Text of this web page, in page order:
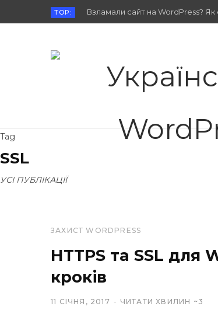
TOP: Взламали сайт на WordPress? Як
Tag
SSL
УСІ ПУБЛІКАЦІЇ
ЗАХИСТ WORDPRESS
HTTPS та SSL для
кроків
11 СІЧНЯ, 2017 ЧИТАТИ ХВИЛИН ~3